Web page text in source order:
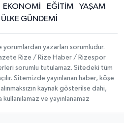
EKONOMİ EĞİTİM
YAŞAM
ÜLKE GÜNDEMİ
yorumlardan yazarları sorumludur.
Rize / Rize Haber / Rizespor
sorumlu tutulamaz. Sitedeki tüm
Sitemizde yayınlanan haber, köşe
kaynak gösterilse dahi,
ve yayınlanamaz